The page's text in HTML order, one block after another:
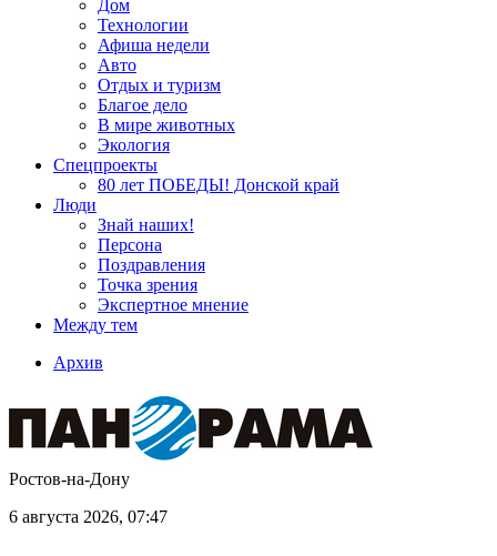
Дом
Технологии
Афиша недели
Авто
Отдых и туризм
Благое дело
В мире животных
Экология
Спецпроекты
80 лет ПОБЕДЫ! Донской край
Люди
Знай наших!
Персона
Поздравления
Точка зрения
Экспертное мнение
Между тем
Архив
Ростов-на-Дону
6 августа 2026, 07:47